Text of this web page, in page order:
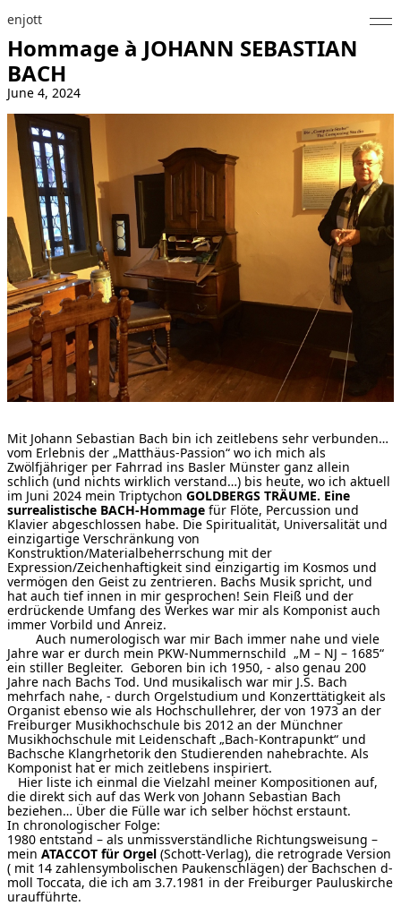
enjott
Home
Selected Works
Werkverzeichnis
About
Fotos
Kalender
Publikationen
Notizen
Feed
english
Hommage à JOHANN SEBASTIAN
BACH
June 4, 2024
Mit Johann Sebastian Bach bin ich zeitlebens sehr verbunden…
vom Erlebnis der „Matthäus-Passion“ wo ich mich als
Zwölfjähriger per Fahrrad ins Basler Münster ganz allein
schlich (und nichts wirklich verstand…) bis heute, wo ich aktuell
im Juni 2024 mein Triptychon GOLDBERGS TRÄUME. Eine
surrealistische BACH-Hommage für Flöte, Percussion und
Klavier abgeschlossen habe. Die Spiritualität, Universalität und
einzigartige Verschränkung von
Konstruktion/Materialbeherrschung mit der
Expression/Zeichenhaftigkeit sind einzigartig im Kosmos und
vermögen den Geist zu zentrieren. Bachs Musik spricht, und
hat auch tief innen in mir gesprochen! Sein Fleiß und der
erdrückende Umfang des Werkes war mir als Komponist auch
immer Vorbild und Anreiz.
Auch numerologisch war mir Bach immer nahe und viele
Jahre war er durch mein PKW-Nummernschild „M – NJ – 1685“
ein stiller Begleiter. Geboren bin ich 1950, - also genau 200
Jahre nach Bachs Tod. Und musikalisch war mir J.S. Bach
mehrfach nahe, - durch Orgelstudium und Konzerttätigkeit als
Organist ebenso wie als Hochschullehrer, der von 1973 an der
Freiburger Musikhochschule bis 2012 an der Münchner
Musikhochschule mit Leidenschaft „Bach-Kontrapunkt“ und
Bachsche Klangrhetorik den Studierenden nahebrachte. Als
Komponist hat er mich zeitlebens inspiriert.
Hier liste ich einmal die Vielzahl meiner Kompositionen auf,
die direkt sich auf das Werk von Johann Sebastian Bach
beziehen… Über die Fülle war ich selber höchst erstaunt.
In chronologischer Folge:
1980 entstand – als unmissverständliche Richtungsweisung –
mein ATACCOT für Orgel (Schott-Verlag), die retrograde Version
( mit 14 zahlensymbolischen Paukenschlägen) der Bachschen d-
moll Toccata, die ich am 3.7.1981 in der Freiburger Pauluskirche
uraufführte.